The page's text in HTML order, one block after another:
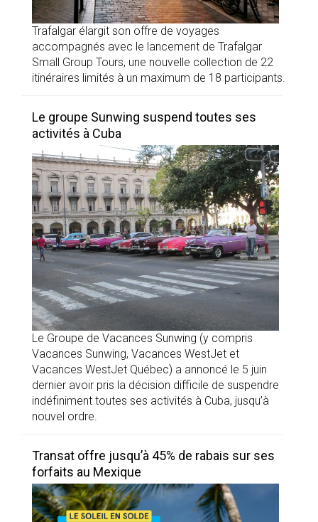
Trafalgar élargit son offre de voyages
accompagnés avec le lancement de Trafalgar
Small Group Tours, une nouvelle collection de 22
itinéraires limités à un maximum de 18 participants.
Le groupe Sunwing suspend toutes ses
activités à Cuba
Le Groupe de Vacances Sunwing (y compris
Vacances Sunwing, Vacances WestJet et
Vacances WestJet Québec) a annoncé le 5 juin
dernier avoir pris la décision difficile de suspendre
indéfiniment toutes ses activités à Cuba, jusqu’à
nouvel ordre.
Transat offre jusqu’à 45% de rabais sur ses
forfaits au Mexique